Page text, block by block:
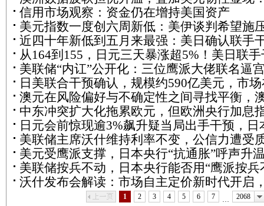
元短期回调风险几何？
信用市场观察：资金仍在增持美国资产
美元指数一度创六周新低：美伊谈判希望施
非农数据成关键变量
近四十年新低到五月来最强：美日确认联手
预，日元“暴力反弹”能走多远？
从164到155，日元三天暴涨超5%！美日联手
预威力有多大？历史数据给出答案
美联储“内讧”公开化：三位鹰派大佬联名逼
沃什的利率决策为何陷入两难？
日美联合干预确认，规模约590亿美元，市
干预后进入观望模式
澳元在风险偏好与不确定性之间寻找平衡，
联储加息预期托底
中东冲突扩大化拖累欧元，但欧洲央行加息
限制跌幅
日元会前惊现逾3%飙升疑当局出手干预，日
央行料按兵不动，植田和男能否释放足够鹰
美联储主席沃什维持利率不变，公信力遭受
美元受鹰派支撑，日本央行“抗通胀”呼声升
日元面临政策拐点
美联储按兵不动，日本央行能否用“鹰派按兵
动”扳回一局？
沃什发布会解读：市场自主定价新时代开启
月政策保留全部可能性
1 2 3 4 5 6 7 … 2068下一页